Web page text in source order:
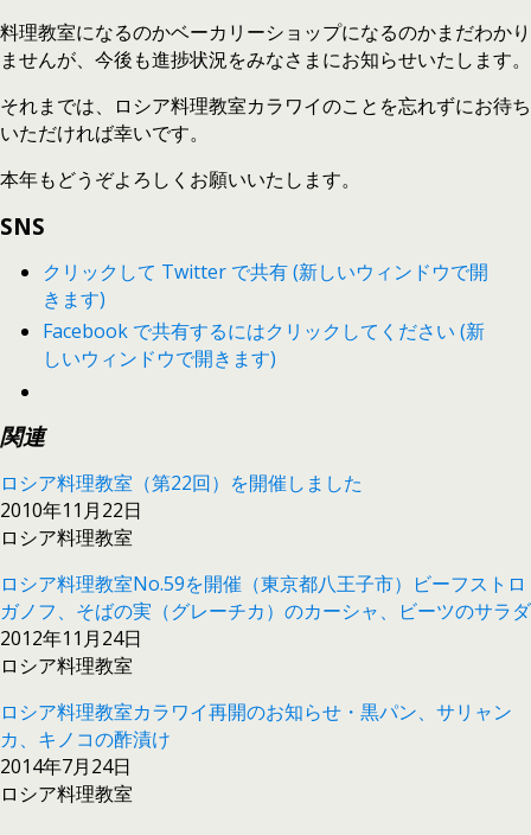
料理教室になるのかベーカリーショップになるのかまだわかり
ませんが、今後も進捗状況をみなさまにお知らせいたします。
それまでは、ロシア料理教室カラワイのことを忘れずにお待ち
いただければ幸いです。
本年もどうぞよろしくお願いいたします。
SNS
クリックして Twitter で共有 (新しいウィンドウで開
きます)
Facebook で共有するにはクリックしてください (新
しいウィンドウで開きます)
関連
ロシア料理教室（第22回）を開催しました
2010年11月22日
ロシア料理教室
ロシア料理教室No.59を開催（東京都八王子市）ビーフストロ
ガノフ、そばの実（グレーチカ）のカーシャ、ビーツのサラダ
2012年11月24日
ロシア料理教室
ロシア料理教室カラワイ再開のお知らせ・黒パン、サリャン
カ、キノコの酢漬け
2014年7月24日
ロシア料理教室